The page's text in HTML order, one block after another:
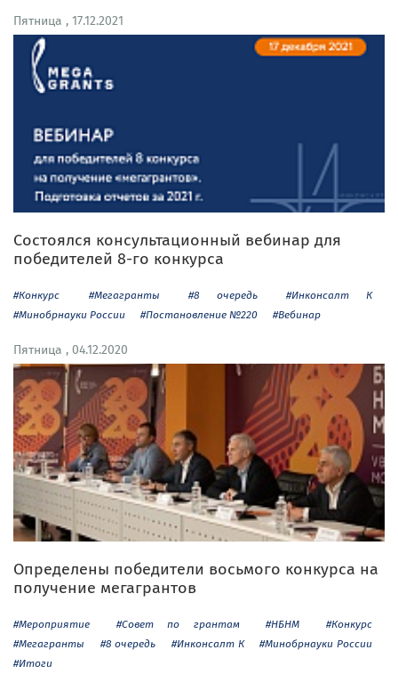
Пятница , 17.12.2021
Состоялся консультационный вебинар для
победителей 8-го конкурса
#Конкурс #Мегагранты #8 очередь
#Инконсалт К
#Минобрнауки России
#Постановление №220 #Вебинар
Пятница , 04.12.2020
Определены победители восьмого конкурса на
получение мегагрантов
#Мероприятие #Совет по грантам #НБНМ
#Конкурс
#Мегагранты
#8 очередь #Инконсалт К
#Минобрнауки России
#Итоги